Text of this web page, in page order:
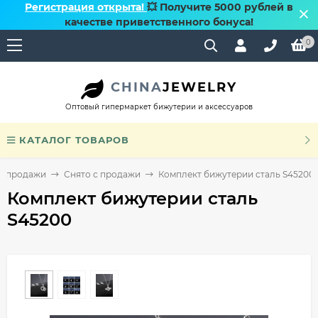
Регистрация открыта! 💥 Получите 5000 рублей в
качестве приветственного бонуса!
0
CHINAJEWELRY
Оптовый гипермаркет бижутерии и аксессуаров
КАТАЛОГ ТОВАРОВ
продажи Снято с продажи Комплект бижутерии сталь S45200
Комплект бижутерии сталь
S45200